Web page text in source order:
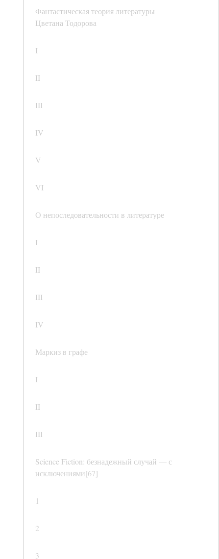
Фантастическая теория литературы
Цветана Тодорова
I
II
III
IV
V
VI
О непоследовательности в литературе
I
II
III
IV
Маркиз в графе
I
II
III
Science Fiction: безнадежный случай — с
исключениями[67]
1
2
3